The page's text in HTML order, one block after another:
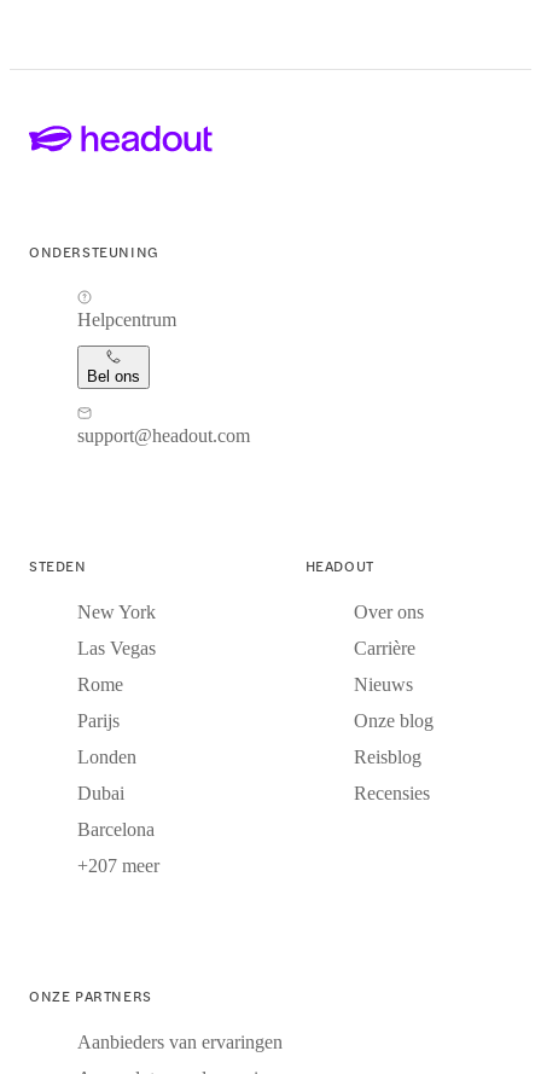
ONDERSTEUNING
Helpcentrum
Bel ons
support@headout.com
STEDEN
New York
Las Vegas
Rome
Parijs
Londen
Dubai
Barcelona
+207 meer
HEADOUT
Over ons
Carrière
Nieuws
Onze blog
Reisblog
Recensies
ONZE PARTNERS
Aanbieders van ervaringen